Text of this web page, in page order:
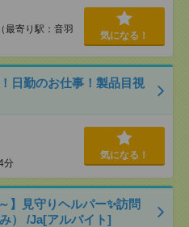
最寄り駅：音羽
気になる！
日勤のお仕事！製品目視
分
気になる！
】見守りヘルパー✨訪問
） /Ja[アルバイト]